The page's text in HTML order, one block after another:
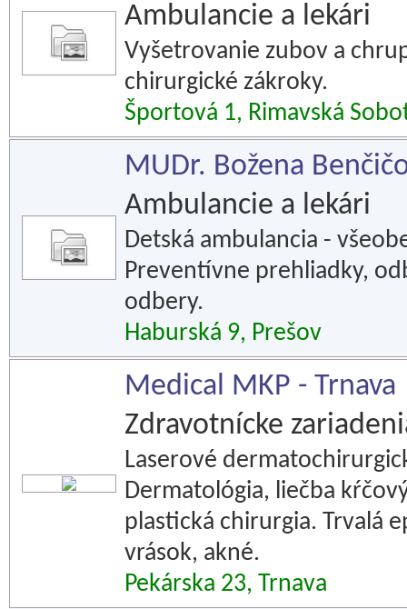
Ambulancie a lekári
Vyšetrovanie zubov a
chirurgické zákroky.
Športová 1, Rimavská
MUDr. Božena
Ambulancie a lekári
Detská ambulancia -
Preventívne prehliadky,
odbery.
Haburská 9, Prešov
Medical MKP - Trnava
Zdravotnícke
Laserové
Dermatológia, liečba
plastická chirurgia. Trvalá
vrások, akné.
Pekárska 23, Trnava